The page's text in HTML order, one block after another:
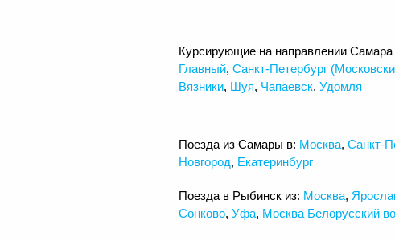
Курсирующие на направлении
Главный, Санкт-Петербург
Вязники, Шуя, Чапаевск, Удомля
Поезда из Самары в: Москва, Санкт-
Новгород, Екатеринбург
Поезда в Рыбинск из: Москва,
Сонково, Уфа, Москва Белорусский